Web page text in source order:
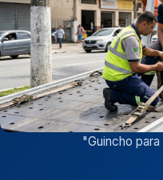
"Guincho